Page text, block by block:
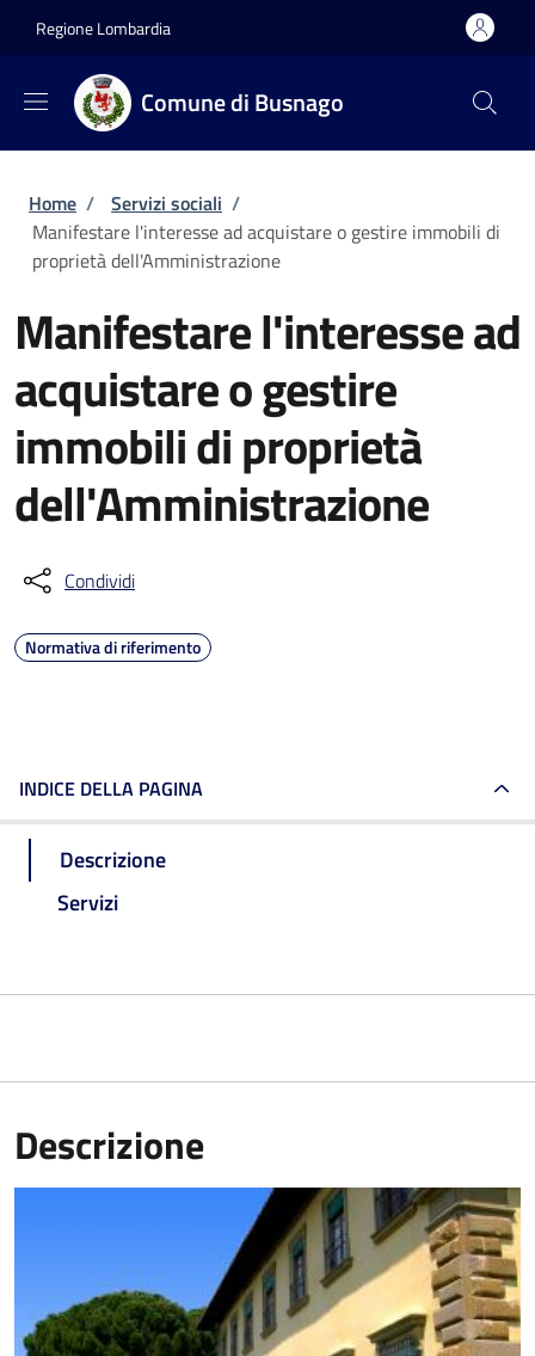
Regione Lombardia
Comune di Busnago
Briciole di pane
Home / Servizi sociali /
Manifestare l'interesse ad acquistare o gestire immobili di
proprietà dell'Amministrazione
Manifestare l'interesse ad
acquistare o gestire
immobili di proprietà
dell'Amministrazione
Condividi
Normativa di riferimento
INDICE DELLA PAGINA
Descrizione
Servizi
Descrizione